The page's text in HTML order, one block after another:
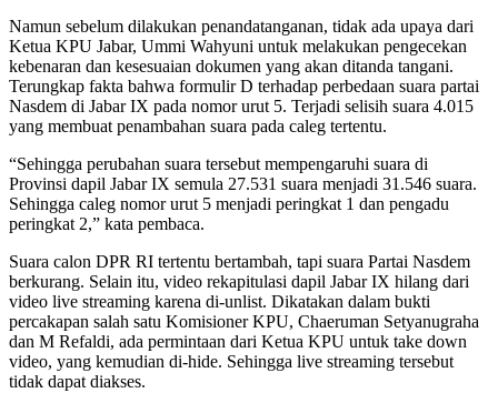
Namun sebelum dilakukan penandatanganan, tidak ada upaya dari
Ketua KPU Jabar, Ummi Wahyuni untuk melakukan pengecekan
kebenaran dan kesesuaian dokumen yang akan ditanda tangani.
Terungkap fakta bahwa formulir D terhadap perbedaan suara partai
Nasdem di Jabar IX pada nomor urut 5. Terjadi selisih suara 4.015
yang membuat penambahan suara pada caleg tertentu.
“Sehingga perubahan suara tersebut mempengaruhi suara di
Provinsi dapil Jabar IX semula 27.531 suara menjadi 31.546 suara.
Sehingga caleg nomor urut 5 menjadi peringkat 1 dan pengadu
peringkat 2,” kata pembaca.
Suara calon DPR RI tertentu bertambah, tapi suara Partai Nasdem
berkurang. Selain itu, video rekapitulasi dapil Jabar IX hilang dari
video live streaming karena di-unlist. Dikatakan dalam bukti
percakapan salah satu Komisioner KPU, Chaeruman Setyanugraha
dan M Refaldi, ada permintaan dari Ketua KPU untuk take down
video, yang kemudian di-hide. Sehingga live streaming tersebut
tidak dapat diakses.